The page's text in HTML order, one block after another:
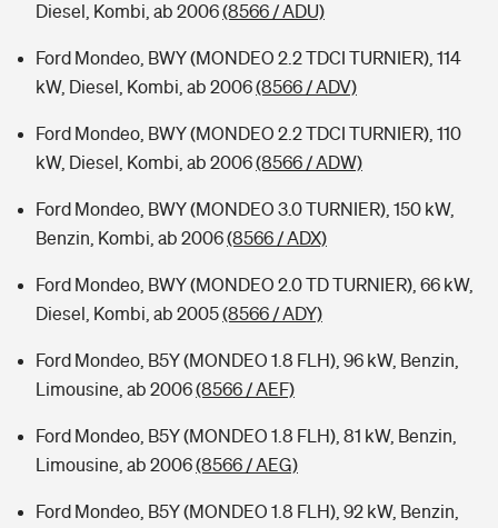
Diesel, Kombi, ab 2006(8566 / ADU)
Ford Mondeo, BWY (MONDEO 2.2 TDCI TURNIER), 114
kW, Diesel, Kombi, ab 2006(8566 / ADV)
Ford Mondeo, BWY (MONDEO 2.2 TDCI TURNIER), 110
kW, Diesel, Kombi, ab 2006(8566 / ADW)
Ford Mondeo, BWY (MONDEO 3.0 TURNIER), 150 kW,
Benzin, Kombi, ab 2006(8566 / ADX)
Ford Mondeo, BWY (MONDEO 2.0 TD TURNIER), 66 kW,
Diesel, Kombi, ab 2005(8566 / ADY)
Ford Mondeo, B5Y (MONDEO 1.8 FLH), 96 kW, Benzin,
Limousine, ab 2006(8566 / AEF)
Ford Mondeo, B5Y (MONDEO 1.8 FLH), 81 kW, Benzin,
Limousine, ab 2006(8566 / AEG)
Ford Mondeo, B5Y (MONDEO 1.8 FLH), 92 kW, Benzin,